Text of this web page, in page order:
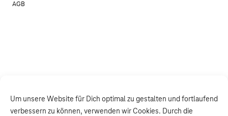
Um unsere Website für Dich optimal zu gestalten und fortlaufend
verbessern zu können, verwenden wir Cookies. Durch die
AGB